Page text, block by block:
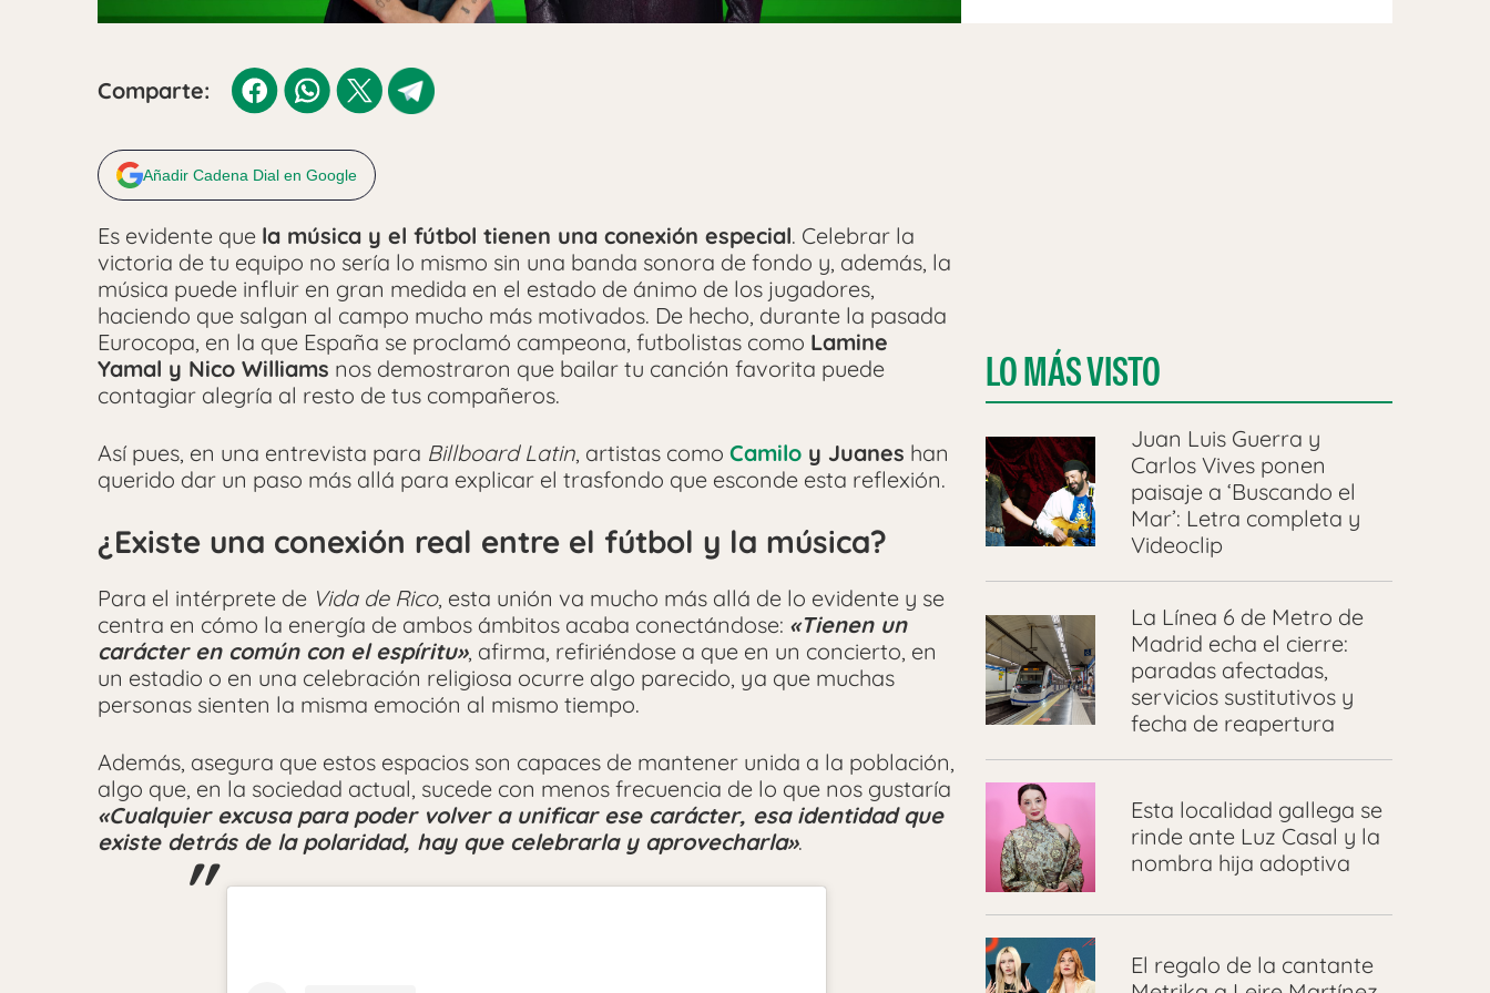
Comparte:
Añadir Cadena Dial en Google
Es evidente que la música y el fútbol tienen una conexión especial. Celebrar la
victoria de tu equipo no sería lo mismo sin una banda sonora de fondo y, además, la
música puede influir en gran medida en el estado de ánimo de los jugadores,
haciendo que salgan al campo mucho más motivados. De hecho, durante la pasada
Eurocopa, en la que España se proclamó campeona, futbolistas como Lamine
Yamal y Nico Williams nos demostraron que bailar tu canción favorita puede
contagiar alegría al resto de tus compañeros.
Así pues, en una entrevista para Billboard Latin, artistas como Camilo y Juanes han
querido dar un paso más allá para explicar el trasfondo que esconde esta reflexión.
¿Existe una conexión real entre el fútbol y la música?
Para el intérprete de Vida de Rico, esta unión va mucho más allá de lo evidente y se
centra en cómo la energía de ambos ámbitos acaba conectándose: «Tienen un
carácter en común con el espíritu», afirma, refiriéndose a que en un concierto, en
un estadio o en una celebración religiosa ocurre algo parecido, ya que muchas
personas sienten la misma emoción al mismo tiempo.
Además, asegura que estos espacios son capaces de mantener unida a la población,
algo que, en la sociedad actual, sucede con menos frecuencia de lo que nos gustaría
«Cualquier excusa para poder volver a unificar ese carácter, esa identidad que
existe detrás de la polaridad, hay que celebrarla y aprovecharla».
LO MÁS VISTO
Juan Luis Guerra y
Carlos Vives ponen
paisaje a ‘Buscando el
Mar’: Letra completa y
Videoclip
La Línea 6 de Metro de
Madrid echa el cierre:
paradas afectadas,
servicios sustitutivos y
fecha de reapertura
Esta localidad gallega se
rinde ante Luz Casal y la
nombra hija adoptiva
El regalo de la cantante